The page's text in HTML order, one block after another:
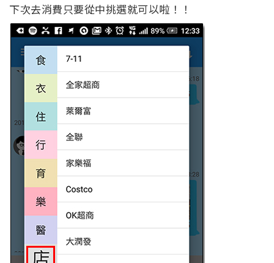
下次去消費只要從中挑選就可以啦！！